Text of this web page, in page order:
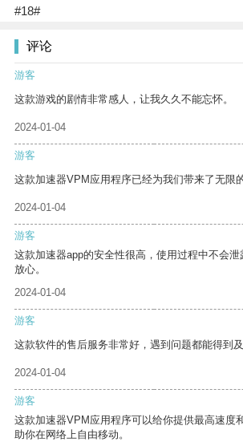
#18#
评论
游客
这款游戏的剧情非常感人，让我久久不能忘怀。
2024-01-04
游客
这款加速器VPM应用程序已经为我们带来了无限
2024-01-04
游客
这款加速器app的安全性很高，使用过程中不会
放心。
2024-01-04
游客
这款软件的售后服务非常好，遇到问题都能得到及
2024-01-04
游客
这款加速器VPM应用程序可以给你提供最高速度
助你在网络上自由移动。